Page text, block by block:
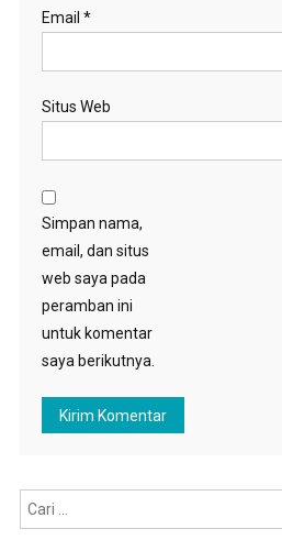
Email *
Situs Web
Simpan nama,
email, dan situs
web saya pada
peramban ini
untuk komentar
saya berikutnya.